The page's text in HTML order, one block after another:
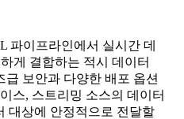
파이프라인에서 실시간 데
게 결합하는 적시 데이터
보안과 다양한 배포 옵션
스, 스트리밍 소스의 데이터
대상에 안정적으로 전달할